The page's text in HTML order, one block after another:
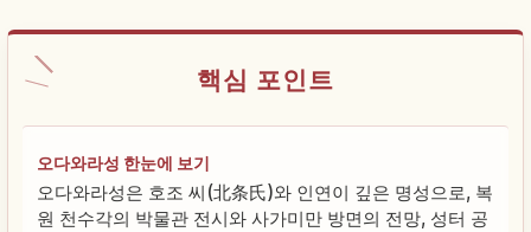
핵심 포인트
오다와라성 한눈에 보기
오다와라성은 호조 씨(北条氏)와 인연이 깊은 명성으로, 복
원 천수각의 박물관 전시와 사가미만 방면의 전망, 성터 공